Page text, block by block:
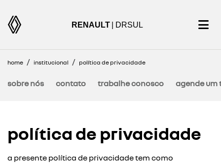
RENAULT | DRSUL
home institucional política de privacidade
sobre nós contato trabalhe conosco agende um
política de privacidade
a presente política de privacidade tem como